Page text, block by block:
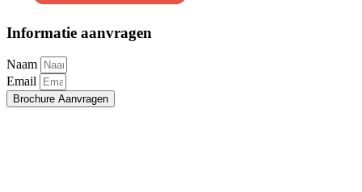
Informatie aanvragen
Naam
Email
Brochure Aanvragen